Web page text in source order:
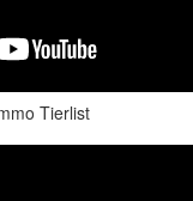
Tierlist